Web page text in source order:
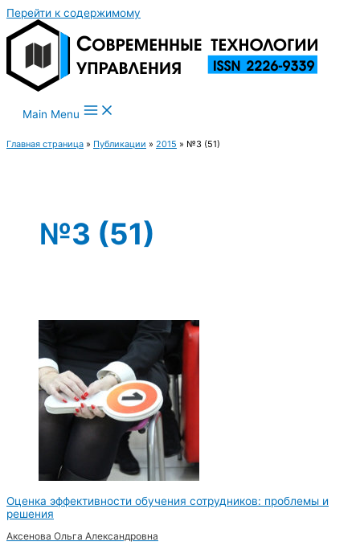
Перейти к содержимому
Main Menu
Главная страница » Публикации » 2015 » №3 (51)
№3 (51)
Оценка эффективности обучения сотрудников: проблемы и
решения
Аксенова Ольга Александровна